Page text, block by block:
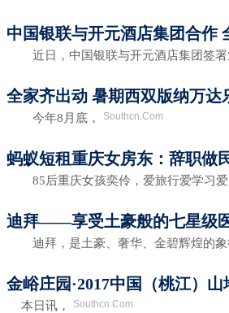
中国银联与开元酒店集团合作
近日，中国银联与开元酒店集团签署
全家齐出动 暑期西双版纳万达
今年8月底， Southcn.Com
蚂蚁短租重庆女房东：辞职做
85后重庆女孩奕伶，爱旅行爱学习爱
迪拜——享受土豪般的七星级
迪拜，是土豪、奢华、金碧辉煌的象
金峪庄园·2017中国（桃江）
本日讯， Southcn.Com